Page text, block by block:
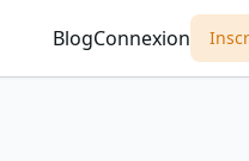
BlogConnexion